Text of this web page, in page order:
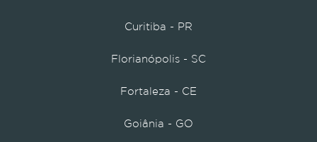
Curitiba - PR
Florianópolis - SC
Fortaleza - CE
Goiânia - GO